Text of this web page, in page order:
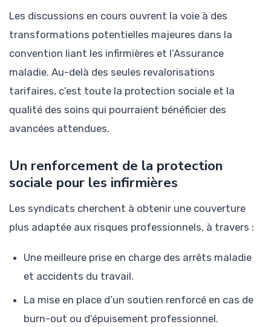
Les discussions en cours ouvrent la voie à des
transformations potentielles majeures dans la
convention liant les infirmières et l’Assurance
maladie. Au-delà des seules revalorisations
tarifaires, c’est toute la protection sociale et la
qualité des soins qui pourraient bénéficier des
avancées attendues.
Un renforcement de la protection
sociale pour les infirmières
Les syndicats cherchent à obtenir une couverture
plus adaptée aux risques professionnels, à travers :
Une meilleure prise en charge des arrêts maladie
et accidents du travail.
La mise en place d’un soutien renforcé en cas de
burn-out ou d’épuisement professionnel.